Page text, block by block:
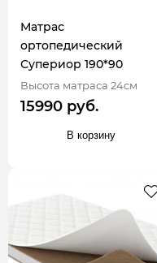
Матрас
ортопедический
Супериор 190*90
Высота матраса 24см
15990 руб.
В корзину